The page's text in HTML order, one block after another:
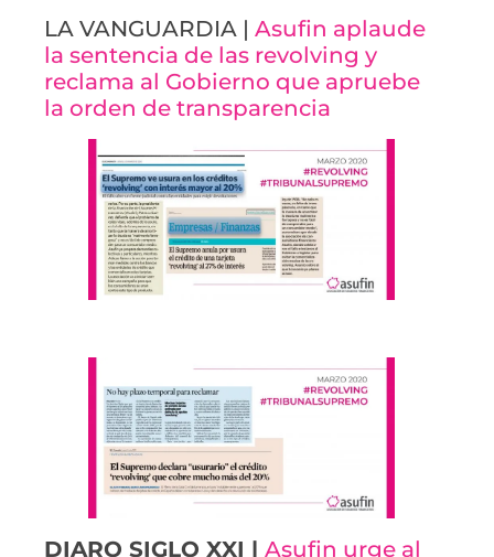
LA VANGUARDIA | Asufin aplaude
la sentencia de las revolving y
reclama al Gobierno que apruebe
la orden de transparencia
DIARO SIGLO XXI | Asufin urge al